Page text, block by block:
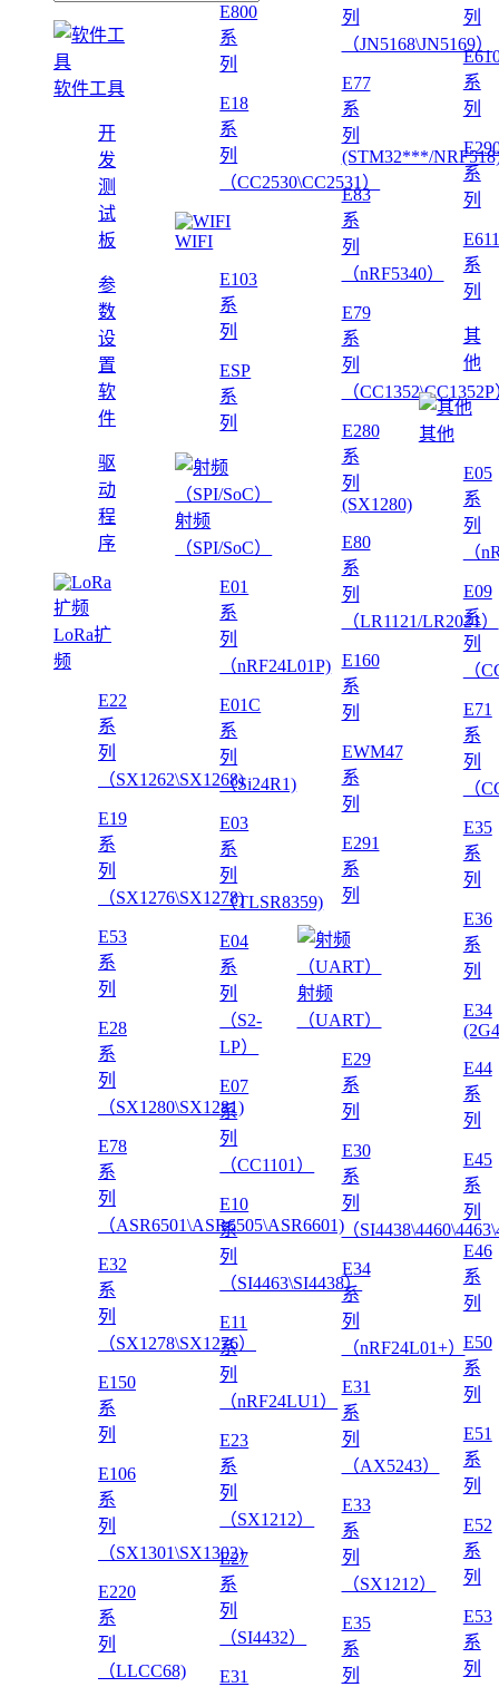
软件工具
开
发
测
试
板
参
数
设
置
软
件
驱
动
程
序
LoRa扩
频
E22
系
列
（SX1262\SX1268)
E19
系
列
（SX1276\SX1278)
E53
系
列
E28
系
列
（SX1280\SX1281)
E78
系
列
（ASR6501\ASR6505\ASR6601)
E32
系
列
（SX1278\SX1276）
E150
系
列
E106
系
列
（SX1301\SX1302)
E220
系
列
（LLCC68)
E800
系
列
E18
系
列
（CC2530\CC2531）
WIFI
E103
系
列
ESP
系
列
射频
（SPI/SoC）
E01
系
列
（nRF24L01P)
E01C
系
列
（Si24R1)
E03
系
列
（TLSR8359)
E04
系
列
（S2-
LP）
E07
系
列
（CC1101）
E10
系
列
（SI4463\SI4438）
E11
系
列
（nRF24LU1）
E23
系
列
（SX1212）
E27
系
列
（SI4432）
E31
列
（JN5168\JN5169）
E77
系
列
(STM32***/
E83
系
列
（nRF5340）
E79
系
列
（
E280
系
列
(SX1280)
E80
系
列
（LR1121/LR2021）
E160
系
列
EWM47
系
列
E291
系
列
射频
（UART）
E29
系
列
E30
系
列
（
E34
系
列
（nRF24L01+）
E31
系
列
（AX5243）
E33
系
列
（SX1212）
E35
系
列
列
系
列
系
列
E611
系
列
其
他
其他
E05
系
列
（
E09
系
列
（
E71
系
列
（
E35
系
列
E36
系
列
E34
E44
系
列
E45
系
列
E46
系
列
E50
系
列
E51
系
列
E52
系
列
E53
系
列